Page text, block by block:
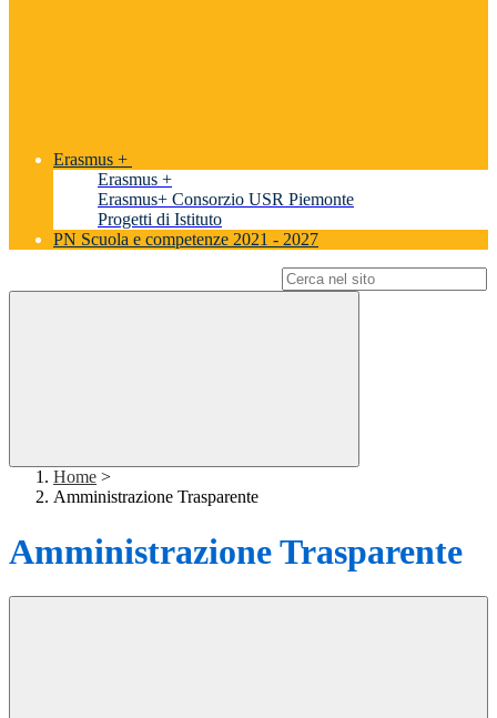
Erasmus +
Erasmus +
Erasmus+ Consorzio USR Piemonte
Progetti di Istituto
PN Scuola e competenze 2021 - 2027
Home >
Amministrazione Trasparente
Amministrazione Trasparente